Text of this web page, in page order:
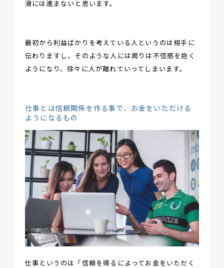
滑には進まないと思います。
最初から利益ばかりを考えている人というのは相手に
伝わりますし、そのような人には周りは不信感を抱く
ようになり、徐々に人が離れていってしまいます。
仕事とは信頼関係を作る事で、お金をいただける
ようになるもの
仕事というのは「信頼を得るによってお金をいただく